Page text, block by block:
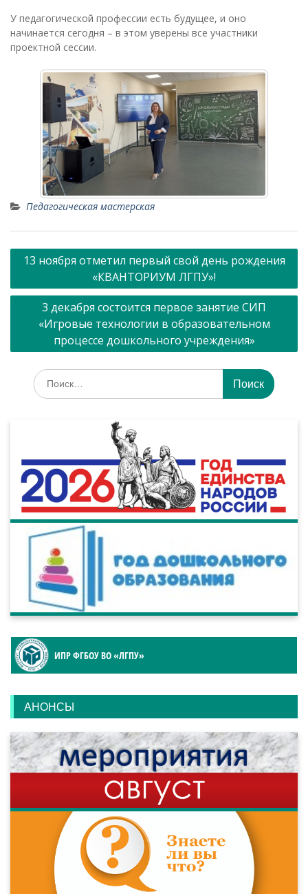
У педагогической профессии есть будущее, и оно
начинается сегодня – в этом уверены все участники
проектной сессии.
Педагогическая мастерская
Навигация
записям
13 ноября отметил первый свой день рождения
«КВАНТОРИУМ ЛГПУ»!
3 декабря состоится первое занятие СИП
«Игровые технологии в образовательном
процессе дошкольного учреждения»
Искать:
ИПР ФГБОУ ВО «ЛГПУ»
АНОНСЫ